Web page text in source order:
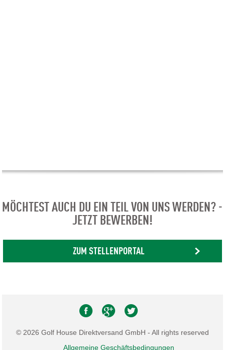
MÖCHTEST AUCH DU EIN TEIL VON UNS WERDEN? -
JETZT BEWERBEN!
ZUM STELLENPORTAL
© 2026 Golf House Direktversand GmbH - All rights reserved
Allgemeine Geschäftsbedingungen